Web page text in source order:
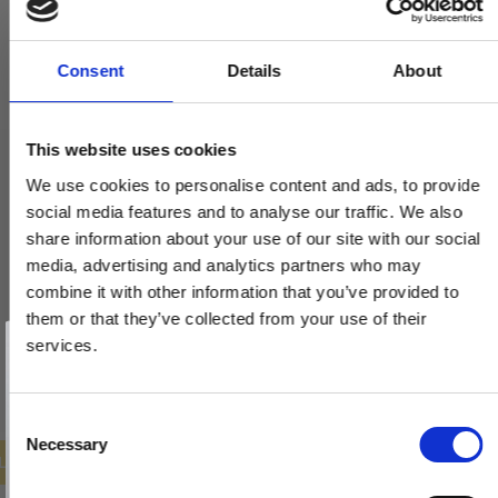
Consent Details About
This website uses cookies
We use cookies to personalise content and ads, to provide
social media features and to analyse our traffic. We also
share information about your use of our site with our social
media, advertising and analytics partners who may
combine it with other information that you’ve provided to
them or that they’ve collected from your use of their
services.
Necessary
Dørgreb - Messing uden lak - Model TORPEDO Large
VH.08.1041.Q
1.293,00 DKK
647,00 DKK
Vind et gavekort